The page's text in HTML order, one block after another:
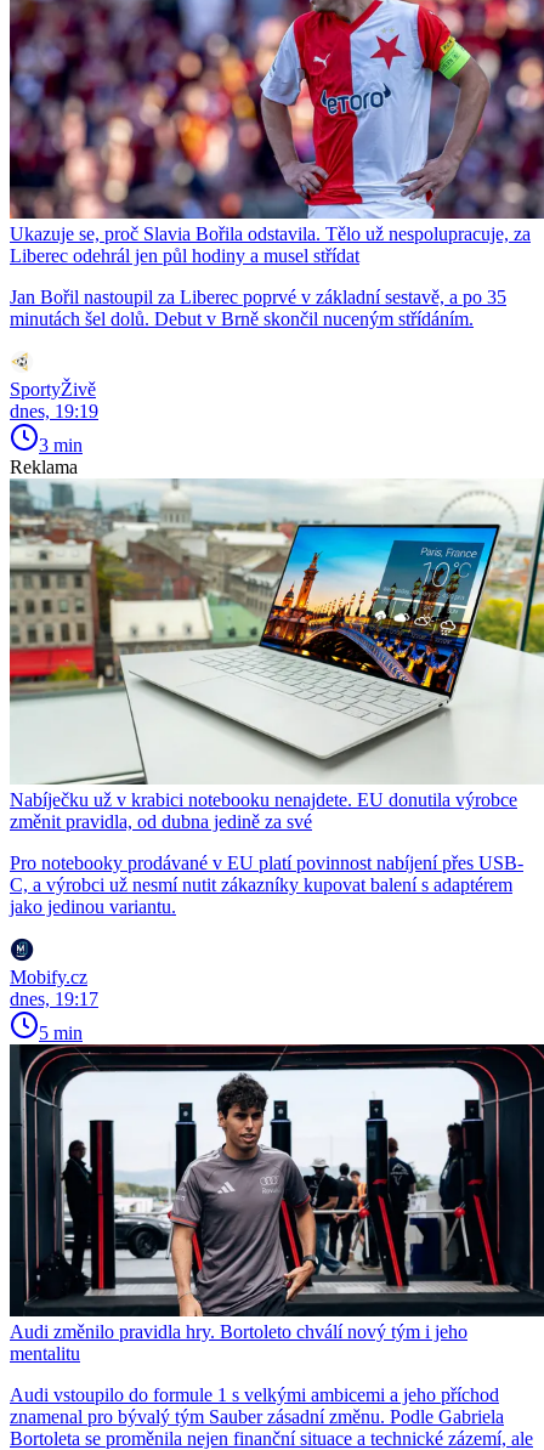
Ukazuje se, proč Slavia Bořila odstavila. Tělo už nespolupracuje, za
Liberec odehrál jen půl hodiny a musel střídat
Jan Bořil nastoupil za Liberec poprvé v základní sestavě, a po 35
minutách šel dolů. Debut v Brně skončil nuceným střídáním.
SportyŽivě
dnes, 19:19
3 min
Reklama
Nabíječku už v krabici notebooku nenajdete. EU donutila výrobce
změnit pravidla, od dubna jedině za své
Pro notebooky prodávané v EU platí povinnost nabíjení přes USB-
C, a výrobci už nesmí nutit zákazníky kupovat balení s adaptérem
jako jedinou variantu.
Mobify.cz
dnes, 19:17
5 min
Audi změnilo pravidla hry. Bortoleto chválí nový tým i jeho
mentalitu
Audi vstoupilo do formule 1 s velkými ambicemi a jeho příchod
znamenal pro bývalý tým Sauber zásadní změnu. Podle Gabriela
Bortoleta se proměnila nejen finanční situace a technické zázemí, ale